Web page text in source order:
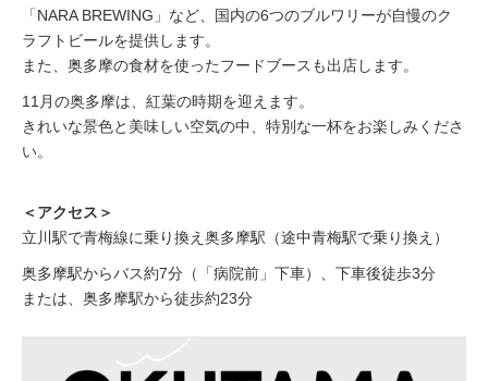
「NARA BREWING」など、国内の6つのブルワリーが自慢のク
ラフトビールを提供します。
また、奥多摩の食材を使ったフードブースも出店します。
11月の奥多摩は、紅葉の時期を迎えます。
きれいな景色と美味しい空気の中、特別な一杯をお楽しみくださ
い。
＜アクセス＞
立川駅で青梅線に乗り換え奥多摩駅（途中青梅駅で乗り換え）
奥多摩駅からバス約7分（「病院前」下車）、下車後徒歩3分
または、奥多摩駅から徒歩約23分